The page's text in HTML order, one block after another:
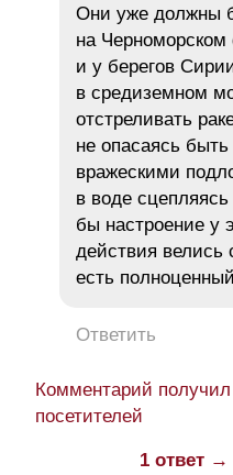
Они уже должны
на
и у берегов
в средиземном
отстреливать
не опасаясь
вражескими
в воде
бы настроение у
действия велись
есть
Ответить
Комментарий получил
посетителей
1 ответ →